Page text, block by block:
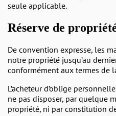
seule applicable.
Réserve de
De convention expresse, les
notre propriété jusqu’au
conformément aux termes de
L’acheteur d’oblige
ne pas disposer, par quelque
propriété, ni par constitution